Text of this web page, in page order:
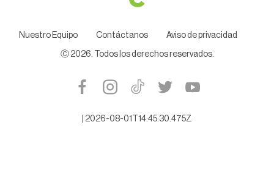
Nuestro Equipo Contáctanos Aviso de privacidad
Ⓒ 2026. Todos los derechos reservados.
2026-08-01T14:45:30.475Z